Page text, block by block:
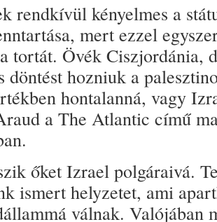
rendkívül kényelmes a
mert ezzel
tortát. Övék Ciszjordánia,
döntést hozniuk a
hontalanná, vagy
a The Atlantic című
őket Izrael polgáraivá.
ismert helyzetet, ami
válnak. Valójában